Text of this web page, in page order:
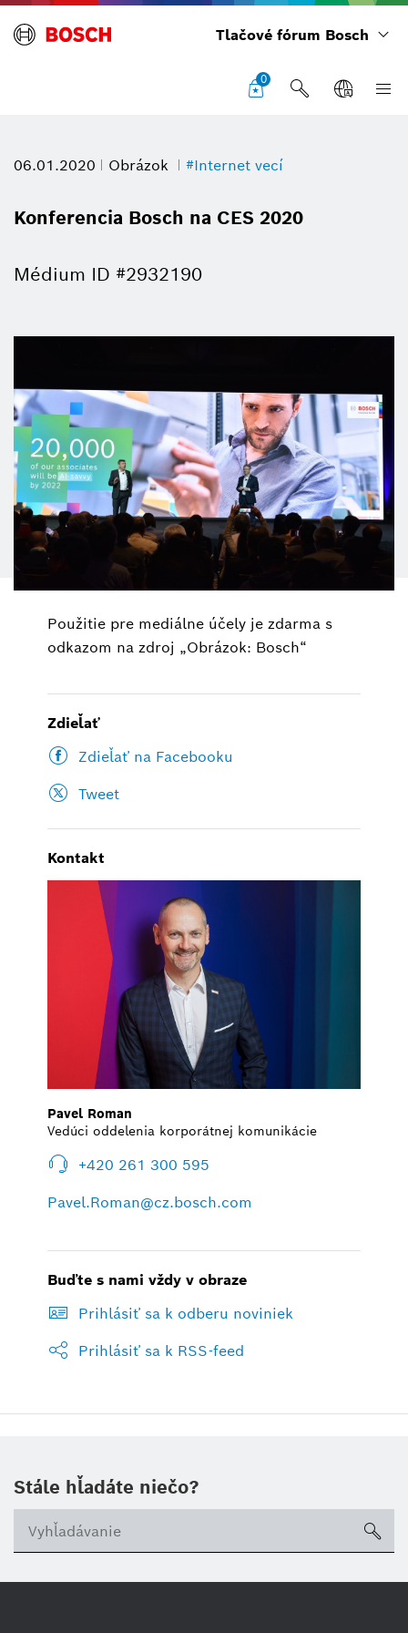
Tlačové fórum Bosch
0
06.01.2020 Obrázok #Internet vecí
Konferencia Bosch na CES 2020
Médium ID #2932190
Použitie pre mediálne účely je zdarma s
odkazom na zdroj „Obrázok: Bosch“
Zdieľať
Zdieľať na Facebooku
Tweet
Kontakt
Pavel Roman
Vedúci oddelenia korporátnej komunikácie
+420 261 300 595
Pavel.Roman@cz.bosch.com
Buďte s nami vždy v obraze
Prihlásiť sa k odberu noviniek
Prihlásiť sa k RSS-feed
Stále hľadáte niečo?